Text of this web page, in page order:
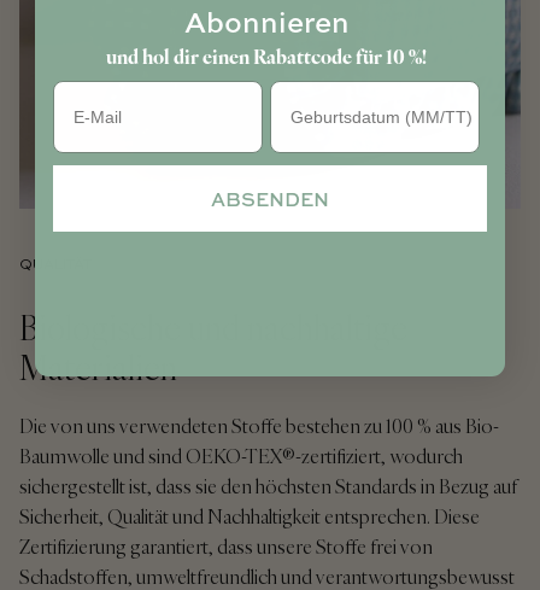
QUALITÄT
Biologische und nachhaltige
Materialien
Die von uns verwendeten Stoffe bestehen zu 100 % aus Bio-
Baumwolle und sind OEKO-TEX®-zertifiziert, wodurch
sichergestellt ist, dass sie den höchsten Standards in Bezug auf
Sicherheit, Qualität und Nachhaltigkeit entsprechen. Diese
Zertifizierung garantiert, dass unsere Stoffe frei von
Schadstoffen, umweltfreundlich und verantwortungsbewusst
Abonnieren
und hol dir einen Rabattcode für 10 %!
Geburtstag
ABSENDEN